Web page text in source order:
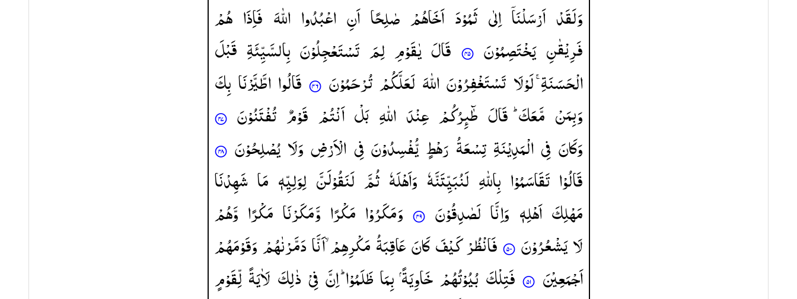
وَلَقَدْ اَرْسَلْنَاۤ اِلٰی ثَمُوْدَ اَخَاهُمْ صٰلِحًا اَنِ اعْبُدُوا اللّٰهَ فَاِذَا هُمْ
فَرِیْقٰنِ یَخْتَصِمُوْنَ قَالَ یٰقَوْمِ لِمَ تَسْتَعْجِلُوْنَ بِالسَّیِّئَةِ قَبْلَ
الْحَسَنَةِ ۚ لَوْلَا تَسْتَغْفِرُوْنَ اللّٰهَ لَعَلَّكُمْتُرْحَمُوْنَ قَالُوا اطَّیَّرْنَا بِكَ
وَبِمَنْ مَّعَكَ ؕ قَالَ طٰٓىِٕرُكُمْ عِنْدَ اللّٰهِ بَلْ اَنْتُمْ قَوْمٌ تُفْتَنُوْنَ
وَكَانَ فِی الْمَدِیْنَةِ تِسْعَةُ رَهْطٍ یُّفْسِدُوْنَ فِی الْاَرْضِ وَلَا یُصْلِحُوْنَ
قَالُوْا تَقَاسَمُوْا بِاللّٰهِ لَنُبَیِّتَنَّهٗ وَاَهْلَهٗ ثُمَّ لَنَقُوْلَنَّ لِوَلِیِّهٖ مَا شَهِدْنَا
مَهْلِكَ اَهْلِهٖ وَاِنَّا لَصٰدِقُوْنَ وَمَكَرُوْا مَكْرًا وَّمَكَرْنَا مَكْرًا وَّهُمْ
لَایَشْعُرُوْنَ فَانْظُرْكَیْفَكَانَعَاقِبَةُمَكْرِهِمْ ۙاَنَّادَمَّرْنٰهُمْوَقَوْمَهُمْ
اَجْمَعِیْنَ
فَتِلْكَ بُیُوْتُهُمْخَاوِیَةً بِمَا ظَلَمُوْا ؕ اِنَّفِیْ ذٰلِكَ لَاٰیَةً لِّقَوْمٍ